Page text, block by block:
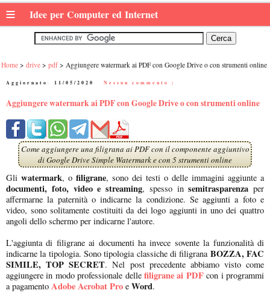
≡ Idee per Computer ed Internet
Home drive pdf Aggiungere watermark ai PDF con Google Drive o con strumenti online
Aggiornato: 11/05/2020 Nessun commento :
Aggiungere watermark ai PDF con Google Drive o con strumenti online
Come aggiungere una filigrana ai PDF con il componente aggiuntivo
di Google Drive Simple Watermark e con 5 strumenti online
Gli watermark, o filigrane, sono dei testi o delle immagini aggiunte a
documenti, foto, video e streaming, spesso insemitrasparenza per
affermarne la paternità o indicarne la condizione. Se aggiunti a foto e
video, sono solitamente costituiti da dei logo aggiunti in uno dei quattro
angoli dello schermo per indicarne l'autore.
L'aggiunta di filigrane ai documenti ha invece sovente la funzionalità di
indicarne la tipologia. Sono tipologia classiche di filigranaBOZZA, FAC
SIMILE, TOP SECRET. Nel post precedente abbiamo visto come
aggiungere in modo professionale delle filigrane ai PDFcon i programmi
a pagamento Adobe Acrobat Pro e Word.